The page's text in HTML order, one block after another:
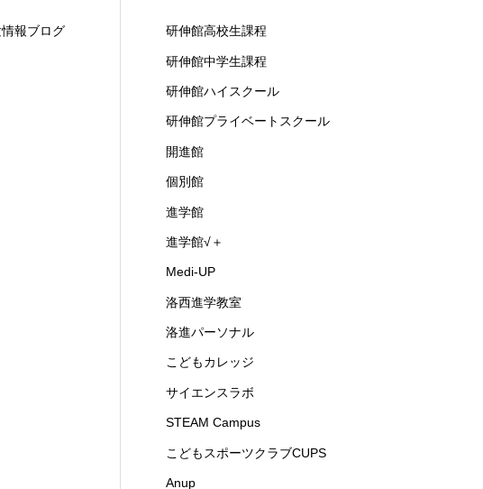
報ブログ 研伸館高校生課程
研伸館中学生課程
研伸館ハイスクール
研伸館プライベートスクール
開進館
個別館
進学館
進学館√＋
Medi-UP
洛西進学教室
洛進パーソナル
こどもカレッジ
サイエンスラボ
STEAM Campus
こどもスポーツクラブCUPS
Anup